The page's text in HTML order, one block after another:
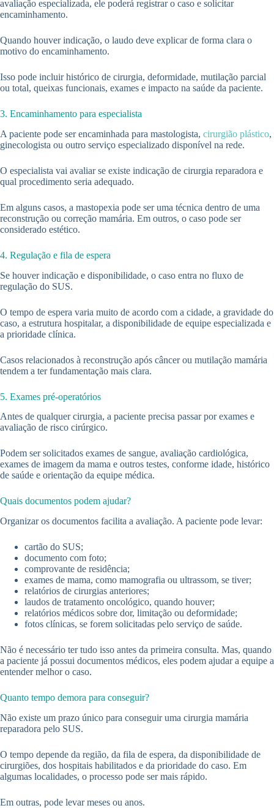
avaliação especializada, ele poderá registrar o caso e solicitar
encaminhamento.
Quando houver indicação, o laudo deve explicar de forma clara o
motivo do encaminhamento.
Isso pode incluir histórico de cirurgia, deformidade, mutilação parcial
ou total, queixas funcionais, exames e impacto na saúde da paciente.
3. Encaminhamento para especialista
A paciente pode ser encaminhada para mastologista, cirurgião plástico,
ginecologista ou outro serviço especializado disponível na rede.
O especialista vai avaliar se existe indicação de cirurgia reparadora e
qual procedimento seria adequado.
Em alguns casos, a mastopexia pode ser uma técnica dentro de uma
reconstrução ou correção mamária. Em outros, o caso pode ser
considerado estético.
4. Regulação e fila de espera
Se houver indicação e disponibilidade, o caso entra no fluxo de
regulação do SUS.
O tempo de espera varia muito de acordo com a cidade, a gravidade do
caso, a estrutura hospitalar, a disponibilidade de equipe especializada e
a prioridade clínica.
Casos relacionados à reconstrução após câncer ou mutilação mamária
tendem a ter fundamentação mais clara.
5. Exames pré-operatórios
Antes de qualquer cirurgia, a paciente precisa passar por exames e
avaliação de risco cirúrgico.
Podem ser solicitados exames de sangue, avaliação cardiológica,
exames de imagem da mama e outros testes, conforme idade, histórico
de saúde e orientação da equipe médica.
Quais documentos podem ajudar?
Organizar os documentos facilita a avaliação. A paciente pode levar:
cartão do SUS;
documento com foto;
comprovante de residência;
exames de mama, como mamografia ou ultrassom, se tiver;
relatórios de cirurgias anteriores;
laudos de tratamento oncológico, quando houver;
relatórios médicos sobre dor, limitação ou deformidade;
fotos clínicas, se forem solicitadas pelo serviço de saúde.
Não é necessário ter tudo isso antes da primeira consulta. Mas, quando
a paciente já possui documentos médicos, eles podem ajudar a equipe a
entender melhor o caso.
Quanto tempo demora para conseguir?
Não existe um prazo único para conseguir uma cirurgia mamária
reparadora pelo SUS.
O tempo depende da região, da fila de espera, da disponibilidade de
cirurgiões, dos hospitais habilitados e da prioridade do caso. Em
algumas localidades, o processo pode ser mais rápido.
Em outras, pode levar meses ou anos.